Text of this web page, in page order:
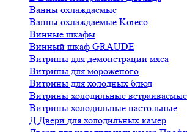
Ванны охлаждаемые
Ванны охлаждаемые Koreco
Винные шкафы
Винный шкаф GRAUDE
Витрины для демонстрации мяса
Витрины для мороженого
Витрины для холодных блюд
Витрины холодильные встраиваемые
Витрины холодильные настольные
Д Двери для холодильных камер